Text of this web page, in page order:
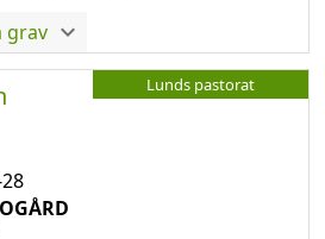
grav
Lunds pastorat